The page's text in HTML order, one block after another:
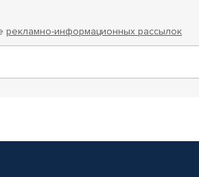
рекламно-информационных рассылок